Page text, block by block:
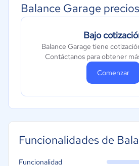
Balance Garage
Bajo
Balance Garage tiene
Contáctanos para obtener
Comenzar
Funcionalidades de
Funcionalidad